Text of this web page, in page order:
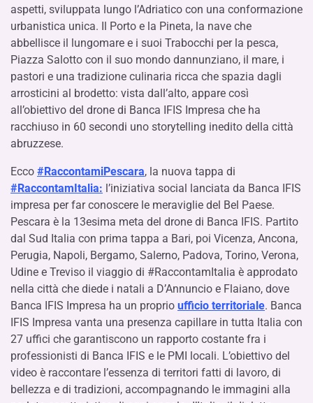
aspetti, sviluppata lungo l’Adriatico con una conformazione
urbanistica unica. Il Porto e la Pineta, la nave che
abbellisce il lungomare e i suoi Trabocchi per la pesca,
Piazza Salotto con il suo mondo dannunziano, il mare, i
pastori e una tradizione culinaria ricca che spazia dagli
arrosticini al brodetto: vista dall’alto, appare così
all’obiettivo del drone di Banca IFIS Impresa che ha
racchiuso in 60 secondi uno storytelling inedito della città
abruzzese.
Ecco #RaccontamiPescara, la nuova tappa di
#RaccontamItalia: l’iniziativa social lanciata da Banca IFIS
impresa per far conoscere le meraviglie del Bel Paese.
Pescara è la 13esima meta del drone di Banca IFIS. Partito
dal Sud Italia con prima tappa a Bari, poi Vicenza, Ancona,
Perugia, Napoli, Bergamo, Salerno, Padova, Torino, Verona,
Udine e Treviso il viaggio di #RaccontamItalia è approdato
nella città che diede i natali a D’Annuncio e Flaiano, dove
Banca IFIS Impresa ha un proprio ufficio territoriale. Banca
IFIS Impresa vanta una presenza capillare in tutta Italia con
27 uffici che garantiscono un rapporto costante fra i
professionisti di Banca IFIS e le PMI locali. L’obiettivo del
video è raccontare l’essenza di territori fatti di lavoro, di
bellezza e di tradizioni, accompagnando le immagini alla